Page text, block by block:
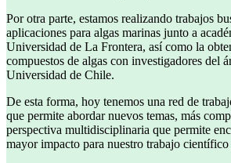
Por otra parte, estamos realizando trabajos
aplicaciones para algas marinas junto a
Universidad de La Frontera, así como la
compuestos de algas con investigadores del
Universidad de Chile.
De esta forma, hoy tenemos una red de
que permite abordar nuevos temas, más
perspectiva multidisciplinaria que permite
mayor impacto para nuestro trabajo